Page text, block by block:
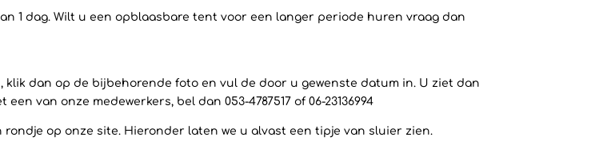
1 dag. Wilt u een opblaasbare tent voor een langer periode huren vraag dan
dan op de bijbehorende foto en vul de door u gewenste datum in. U ziet dan
van onze medewerkers, bel dan 053-4787517 of 06-23136994
op onze site. Hieronder laten we u alvast een tipje van sluier zien.